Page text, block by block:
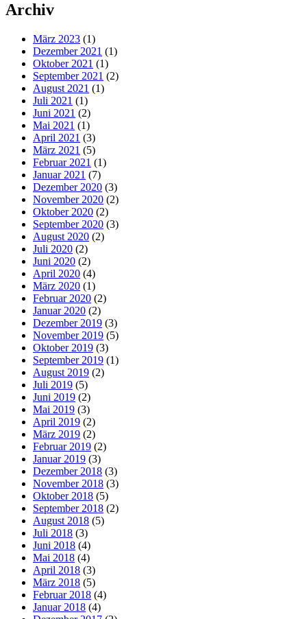
Archiv
März 2023 (1)
Dezember 2021 (1)
Oktober 2021 (1)
September 2021 (2)
August 2021 (1)
Juli 2021 (1)
Juni 2021 (2)
Mai 2021 (1)
April 2021 (3)
März 2021 (5)
Februar 2021 (1)
Januar 2021 (7)
Dezember 2020 (3)
November 2020 (2)
Oktober 2020 (2)
September 2020 (3)
August 2020 (2)
Juli 2020 (2)
Juni 2020 (2)
April 2020 (4)
März 2020 (1)
Februar 2020 (2)
Januar 2020 (2)
Dezember 2019 (3)
November 2019 (5)
Oktober 2019 (3)
September 2019 (1)
August 2019 (2)
Juli 2019 (5)
Juni 2019 (2)
Mai 2019 (3)
April 2019 (2)
März 2019 (2)
Februar 2019 (2)
Januar 2019 (3)
Dezember 2018 (3)
November 2018 (3)
Oktober 2018 (5)
September 2018 (2)
August 2018 (5)
Juli 2018 (3)
Juni 2018 (4)
Mai 2018 (4)
April 2018 (3)
März 2018 (5)
Februar 2018 (4)
Januar 2018 (4)